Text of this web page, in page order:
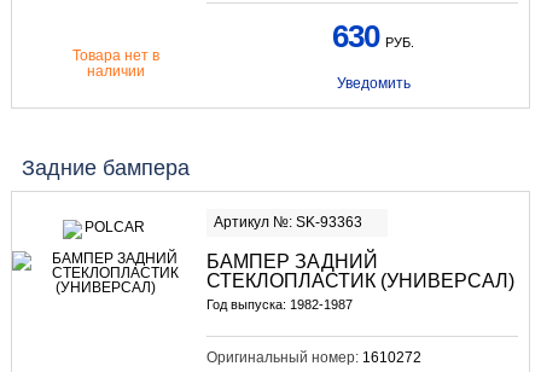
Товара нет в
наличии
630 РУБ.
Уведомить
Задние бампера
Артикул №: SK-93363
БАМПЕР ЗАДНИЙ
СТЕКЛОПЛАСТИК (УНИВЕРСАЛ)
Год выпуска: 1982-1987
Оригинальный номер: 1610272